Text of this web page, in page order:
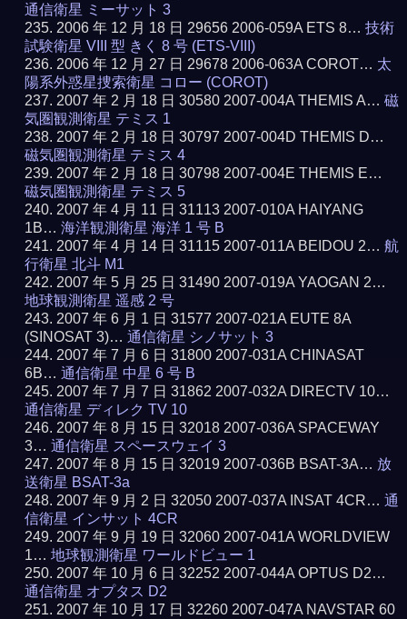
通信衛星 ミーサット 3
2006 年 12 月 18 日 29656 2006-059A ETS 8…技術
試験衛星 VIII 型 きく 8 号 (ETS-VIII)
2006 年 12 月 27 日 29678 2006-063A COROT… 太
陽系外惑星捜索衛星 コロー (COROT)
2007 年 2 月 18 日 30580 2007-004A THEMIS A…磁
気圏観測衛星 テミス 1
2007 年 2 月 18 日 30797 2007-004D THEMIS D…
磁気圏観測衛星 テミス 4
2007 年 2 月 18 日 30798 2007-004E THEMIS E…
磁気圏観測衛星 テミス 5
2007 年 4 月 11 日 31113 2007-010A HAIYANG
1B…海洋観測衛星 海洋 1 号 B
2007 年 4 月 14 日 31115 2007-011A BEIDOU 2…航
行衛星 北斗 M1
2007 年 5 月 25 日 31490 2007-019A YAOGAN 2…
地球観測衛星 遥感 2 号
2007 年 6 月 1 日 31577 2007-021A EUTE 8A
(SINOSAT 3)…通信衛星 シノサット 3
2007 年 7 月 6 日 31800 2007-031A CHINASAT
6B…通信衛星 中星 6 号 B
2007 年 7 月 7 日 31862 2007-032A DIRECTV 10…
通信衛星 ディレク TV 10
2007 年 8 月 15 日 32018 2007-036A SPACEWAY
3…通信衛星 スペースウェイ 3
2007 年 8 月 15 日 32019 2007-036B BSAT-3A… 放
送衛星 BSAT-3a
2007 年 9 月 2 日 32050 2007-037A INSAT 4CR…通
信衛星 インサット 4CR
2007 年 9 月 19 日 32060 2007-041A WORLDVIEW
1…地球観測衛星 ワールドビュー 1
2007 年 10 月 6 日 32252 2007-044A OPTUS D2…
通信衛星 オプタス D2
2007 年 10 月 17 日 32260 2007-047A NAVSTAR 60